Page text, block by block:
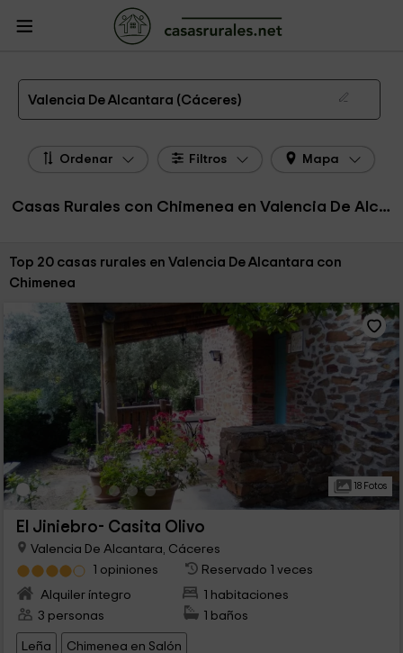
Casas Rurales
Rurales Cáceres
Casas Rurales Valencia De Alcantara
Casas Rurales con Chimenea en Valencia De Alcantara
Valencia De Alcantara (Cáceres)
Ordenar Filtros Mapa
Casas Rurales con Chimenea en Valencia De Alcantara
Ordenar por:
Top 20 casas rurales en Valencia De Alcantara con
Chimenea
18 Fotos
El Jiniebro- Casita Olivo
Valencia De Alcantara, Cáceres
1 opiniones
Reservado 1 veces
Alquiler íntegro
1 habitaciones
3 personas
1 baños
Leña Chimenea en Salón